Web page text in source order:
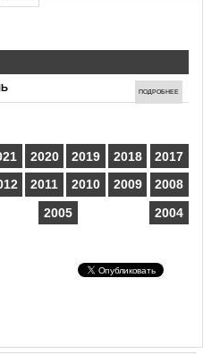
ПОДРОБНЕЕ
2020 2019 2018
2017
2011 2010 2009
2008
2005 2004